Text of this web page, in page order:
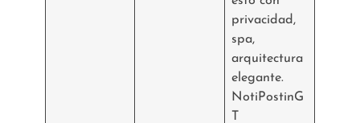
privacidad,
spa,
arquitectura
elegante.
NotiPostinG
T